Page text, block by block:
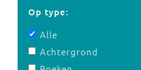
Op type:
Alle
Achtergrond